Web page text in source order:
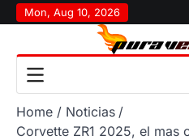
Skip
to
Mon, Aug 10, 2026
Home
Noticias
Corvette ZR1 2025, el mas